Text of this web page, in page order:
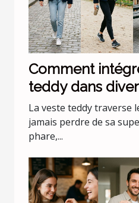
Comment
teddy dans
vestimentaires ?
La veste teddy traverse
jamais perdre de sa
phare,...